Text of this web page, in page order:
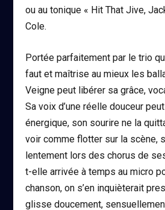
ou au tonique « Hit That Jive,
Cole.
Portée parfaitement par le trio
faut et maîtrise au mieux les
Veigne peut libérer sa grâce,
Sa voix d’une réelle douceur
énergique, son sourire ne la
voir comme flotter sur la scène,
lentement lors des chorus de
t-elle arrivée à temps au micro
chanson, on s’en inquièterait
glisse doucement,